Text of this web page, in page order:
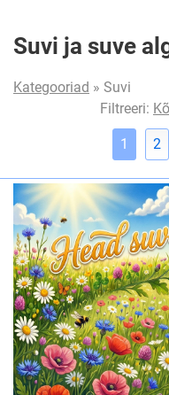
Suvi ja suve
Kategooriad » Suvi
Filtreeri:
1 2